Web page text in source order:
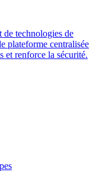
technologies de
plateforme centralisée
et renforce la sécurité.